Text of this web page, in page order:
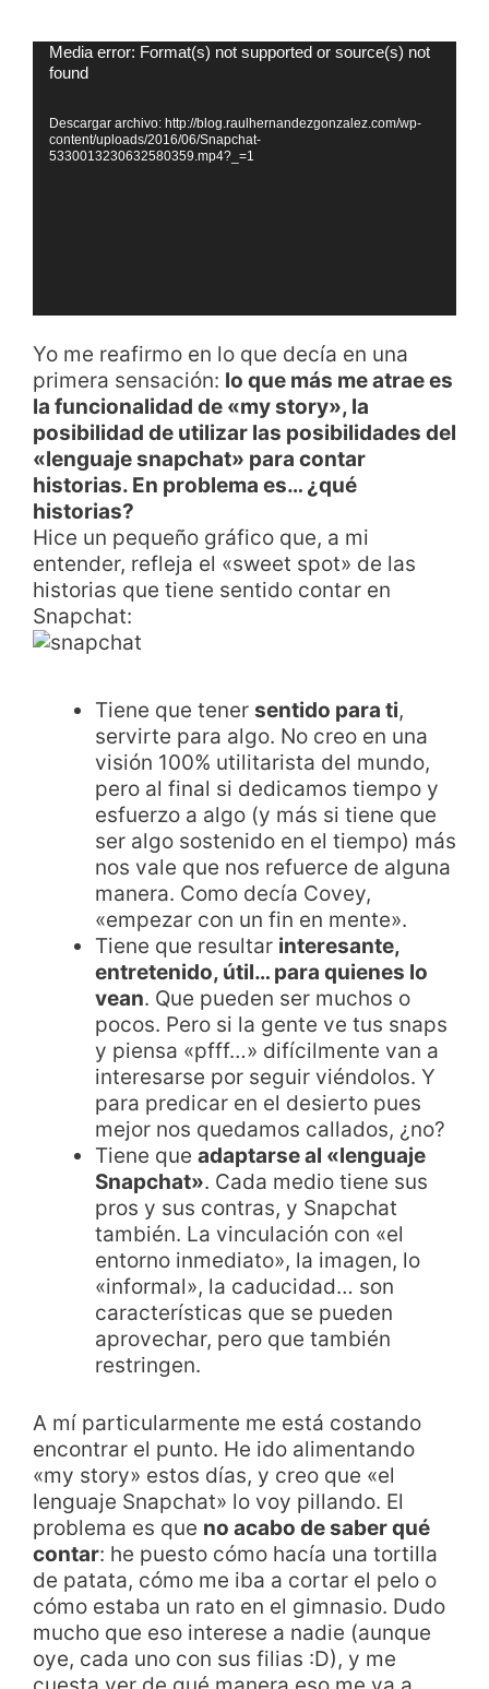
Reproductor
de
Media error: Format(s) not supported or source(s) not
found
Descargar archivo: http://blog.raulhernandezgonzalez.com/wp-
content/uploads/2016/06/Snapchat-
5330013230632580359.mp4?_=1
Yo me reafirmo en lo que decía en una
primera sensación: lo que más me atrae es
la funcionalidad de «my story», la
posibilidad de utilizar las posibilidades del
«lenguaje snapchat» para contar
historias. En problema es… ¿qué
historias?
Hice un pequeño gráfico que, a mi
entender, refleja el «sweet spot» de las
historias que tiene sentido contar en
Snapchat:
Tiene que tener sentido para ti,
servirte para algo. No creo en una
visión 100% utilitarista del mundo,
pero al final si dedicamos tiempo y
esfuerzo a algo (y más si tiene que
ser algo sostenido en el tiempo) más
nos vale que nos refuerce de alguna
manera. Como decía Covey,
«empezar con un fin en mente».
Tiene que resultar interesante,
entretenido, útil… para quienes lo
vean. Que pueden ser muchos o
pocos. Pero si la gente ve tus snaps
y piensa «pfff…» difícilmente van a
interesarse por seguir viéndolos. Y
para predicar en el desierto pues
mejor nos quedamos callados, ¿no?
Tiene que adaptarse al «lenguaje
Snapchat». Cada medio tiene sus
pros y sus contras, y Snapchat
también. La vinculación con «el
entorno inmediato», la imagen, lo
«informal», la caducidad… son
características que se pueden
aprovechar, pero que también
restringen.
A mí particularmente me está costando
encontrar el punto. He ido alimentando
«my story» estos días, y creo que «el
lenguaje Snapchat» lo voy pillando. El
problema es que no acabo de saber qué
contar: he puesto cómo hacía una tortilla
de patata, cómo me iba a cortar el pelo o
cómo estaba un rato en el gimnasio. Dudo
mucho que eso interese a nadie (aunque
oye, cada uno con sus filias :D), y me